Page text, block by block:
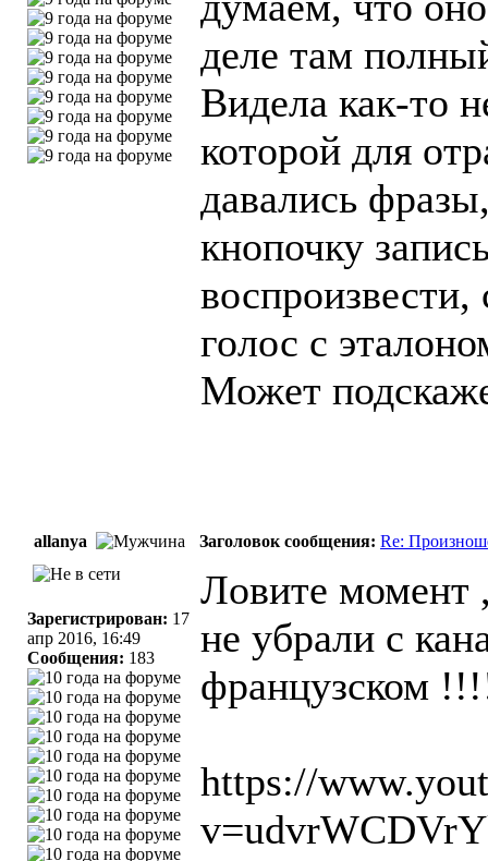
деле там
Видела как-то
которой для
давались
кнопочку
голос с
Может
allanya Заголовок сообщения: Re:
Зарегистрирован: 17
апр 2016, 16:49
Сообщения: 183
Лoвите момент
не убрали с
французском
https://